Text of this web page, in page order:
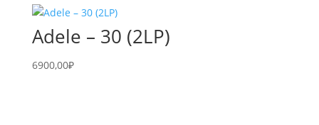
Adele – 30 (2LP)
6900,00₽